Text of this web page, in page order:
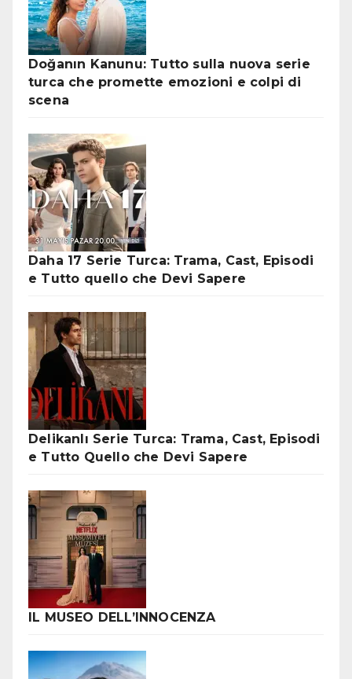
Doğanın Kanunu: Tutto sulla nuova serie
turca che promette emozioni e colpi di
scena
Daha 17 Serie Turca: Trama, Cast, Episodi
e Tutto quello che Devi Sapere
Delikanlı Serie Turca: Trama, Cast, Episodi
e Tutto Quello che Devi Sapere
IL MUSEO DELL’INNOCENZA